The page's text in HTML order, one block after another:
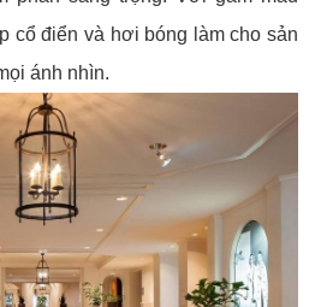
cổ điển và hơi bóng làm cho sản
ánh nhìn.